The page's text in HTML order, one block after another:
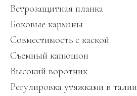
Ветрозащитная планка
Боковые карманы
Совместимость с каской
Съемный капюшон
Высокий воротник
Регулировка утяжками в талии